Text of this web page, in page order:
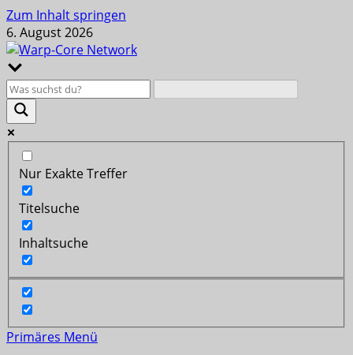
Zum Inhalt springen
6. August 2026
Nur Exakte Treffer
Titelsuche
Inhaltsuche
Primäres Menü